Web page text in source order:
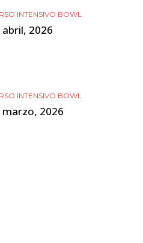
INTENSIVO BOWL
abril, 2026
INTENSIVO BOWL
marzo, 2026